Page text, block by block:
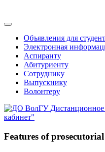
Объявления для
Электронная
Аспиранту
Абитуриенту
Сотруднику
Выпускнику
Волонтеру
Дистанционное
кабинет"
Features of